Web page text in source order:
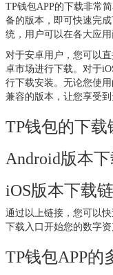
TP钱包APP的下载非常
备的版本，即可快速完
统，用户可以在各大应
对于安卓用户，您可以
卓市场进行下载。对于
行下载安装。无论您使
兼容的版本，让您享受到
TP钱包的下载
Android版本
iOS版本下载
通过以上链接，您可以快
下载入口 开始您的数字资
TP钱包APP的